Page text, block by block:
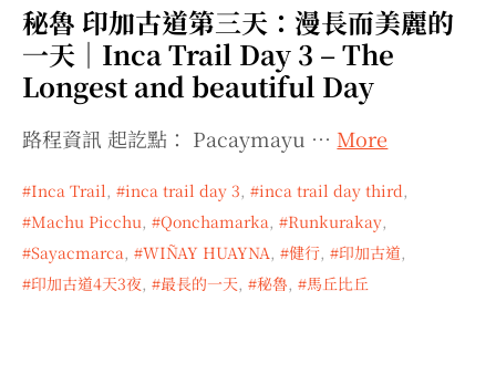
child
menu
child
menu
child
menu
秘魯 印加古道第三天：漫長而美麗的
一天｜Inca Trail Day 3 – The
Longest and beautiful Day
路程資訊 起訖點： Pacaymayu … More
Inca Trail , inca trail day 3, inca trail day third,
Machu Picchu, Qonchamarka, Runkurakay,
Sayacmarca, WIÑAY HUAYNA, 健行, 印加古道,
印加古道4天3夜, 最長的一天, 秘魯, 馬丘比丘